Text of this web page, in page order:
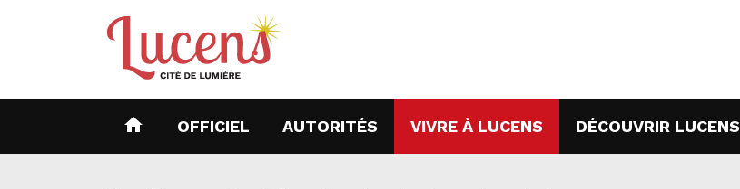
home OFFICIEL (CURRENT)
AUTORITÉS (CURRENT)
VIVRE À LUCENS (CURRENT)
DÉCOUVRIR LUCENS